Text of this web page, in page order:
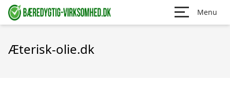
Menu
Æterisk-olie.dk